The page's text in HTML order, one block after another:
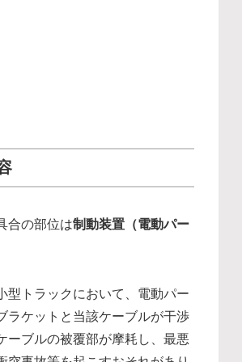
合の部位は制動装置（電動パー
型トラックにおいて、電動パー
ラケットと当該ケーブルが干渉
ーブルの被覆部が摩耗し、最悪